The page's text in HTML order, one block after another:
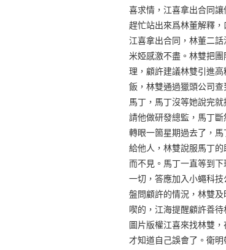
喜求情，江喜拿出合同
趕忙站出來爲林董解釋
江喜拿出合同，林董二
米婭感激不盡。林雙把
理，顧許建議林雙引進
飯，林雙通過獵頭公司
馬丁，馬丁沒等她說完
請他做研發總監，馬丁
轉眼一箇星期過去了，
給他人，林雙說服馬丁
而不見。馬丁一直等到
一切，答應加入小蠅科
盤問顧許的情況，林雙
喫的，江海提醒顧許善
圖片版權江喜來找林雙
才知道自己誤會了。衛